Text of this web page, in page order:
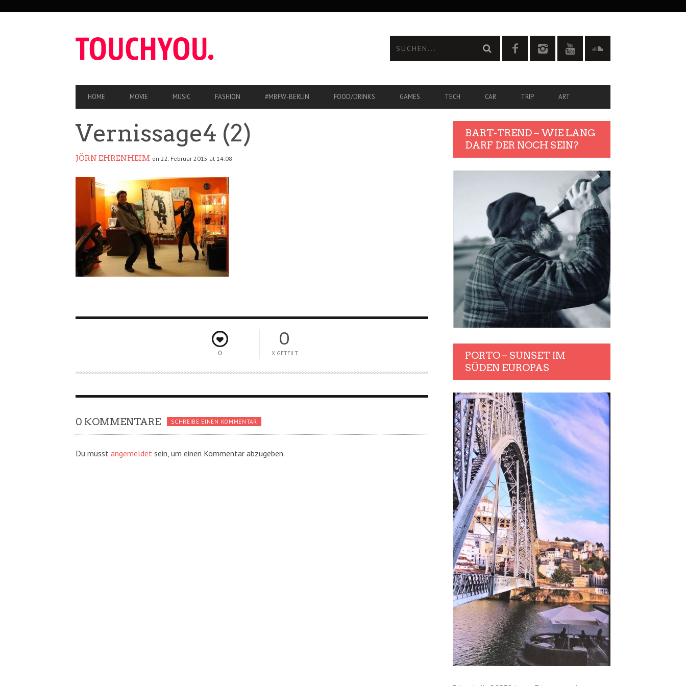
HAUPT-
NAVIGATION
HOME MOVIE MUSIC FASHION #MBFW-BERLIN FOOD/DRINKS GAMES TECH CAR TRIP ART
Vernissage4 (2)
JÖRN EHRENHEIM on 22. Februar 2015 at 14:08
0
0
X GETEILT
0 KOMMENTARE SCHREIBE EINEN KOMMENTAR
Du musst angemeldet sein, um einen Kommentar abzugeben.
BART-TREND – WIE LANG
DARF DER NOCH SEIN?
PORTO – SUNSET IM
SÜDEN EUROPAS